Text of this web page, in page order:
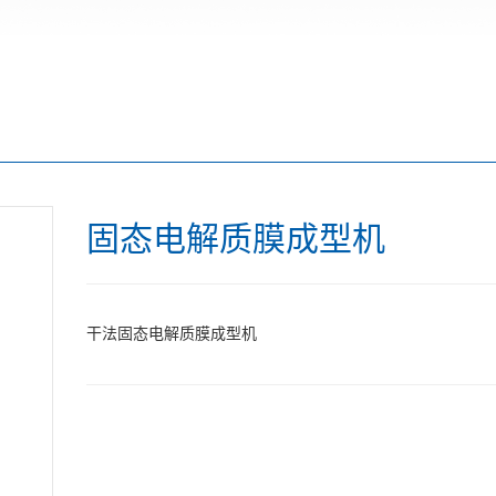
固态电解质膜成型机
干法固态电解质膜成型机